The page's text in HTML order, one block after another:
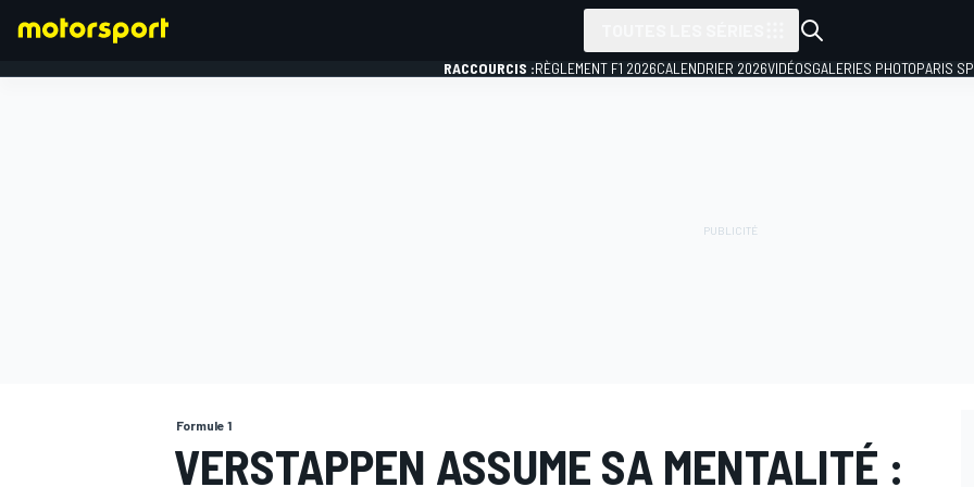
RACCOURCIS :RÈGLEMENT F1 2026CALENDRIER 2026VIDÉOSGALERIES PHOTOPARIS
Formule 1
VERSTAPPEN ASSUME SA MENTALITÉ :